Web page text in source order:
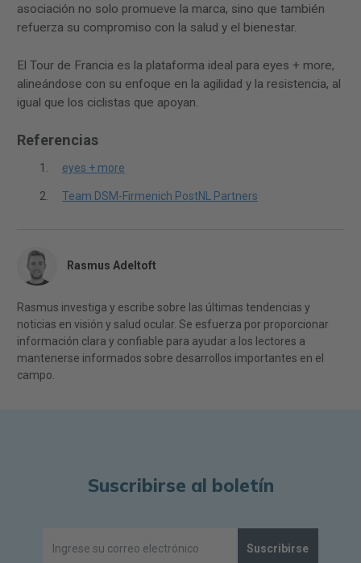
asociación no solo promueve la marca, sino que también
refuerza su compromiso con la salud y el bienestar.
El Tour de Francia es la plataforma ideal para eyes + more,
alineándose con su enfoque en la agilidad y la resistencia, al
igual que los ciclistas que apoyan.
Referencias
eyes + more
Team DSM-Firmenich PostNL Partners
Rasmus Adeltoft
Rasmus investiga y escribe sobre las últimas tendencias y
noticias en visión y salud ocular. Se esfuerza por proporcionar
información clara y confiable para ayudar a los lectores a
mantenerse informados sobre desarrollos importantes en el
campo.
Suscribirse al boletín
Suscribirse